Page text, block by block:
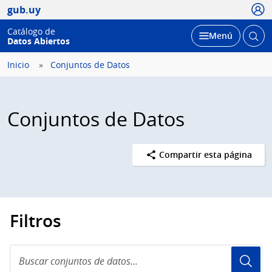
gub.uy
Catálogo de
Datos Abiertos
Desplegar
Menú Abrir
Inicio Conjuntos de Datos
Conjuntos de Datos
Compartir esta página
Filtros
conjuntos